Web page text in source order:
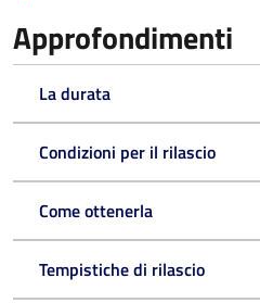
Approfondimenti
La durata
Condizioni per il rilascio
Come ottenerla
Tempistiche di rilascio